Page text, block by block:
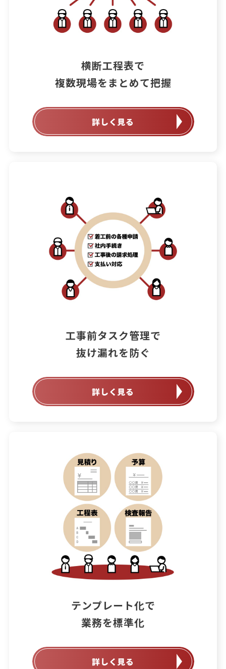
横断工程表で
詳しく見る
工事前タスク管理で
抜け漏れを防ぐ
詳しく見る
テンプレート化で
業務を標準化
詳しく見る